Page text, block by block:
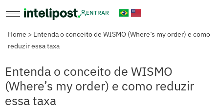
ENTRAR
Home > Entenda o conceito de WISMO (Where’s my order) e como
reduzir essa taxa
Entenda o conceito de WISMO
(Where’s my order) e como reduzir
essa taxa